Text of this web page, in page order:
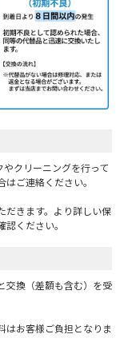
クリーニングを行って
ご連絡ください。
だきます。より詳しい保
認ください。
交換（差額も含む）を受
はお客様ご負担となりま